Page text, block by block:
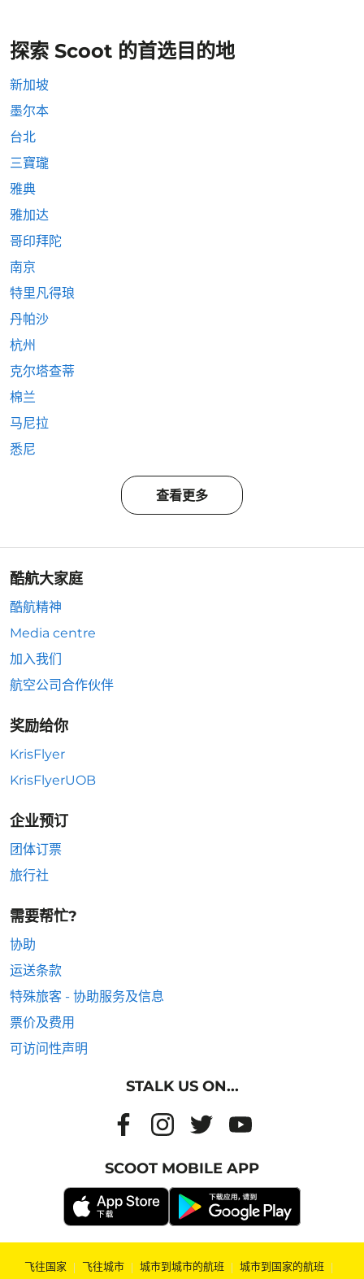
探索 Scoot 的首选目的地
新加坡
墨尔本
台北
三寶瓏
雅典
雅加达
哥印拜陀
南京
特里凡得琅
丹帕沙
杭州
克尔塔查蒂
棉兰
马尼拉
悉尼
查看更多
酷航大家庭
酷航精神
Media centre
加入我们
航空公司合作伙伴
奖励给你
KrisFlyer
KrisFlyerUOB
企业预订
团体订票
旅行社
需要帮忙?
协助
运送条款
特殊旅客 - 协助服务及信息
票价及费用
可访问性声明
STALK US ON...
SCOOT MOBILE APP
飞往国家 | 飞往城市 | 城市到城市的航班 | 城市到国家的航班 |